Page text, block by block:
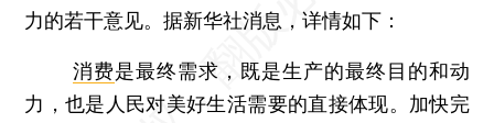
力的若干意见。据新华社消息，详情如下：
消费是最终需求，既是生产的最终目的和动
力，也是人民对美好生活需要的直接体现。加快完